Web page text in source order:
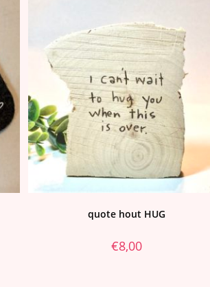
quote hout HUG
€8,00